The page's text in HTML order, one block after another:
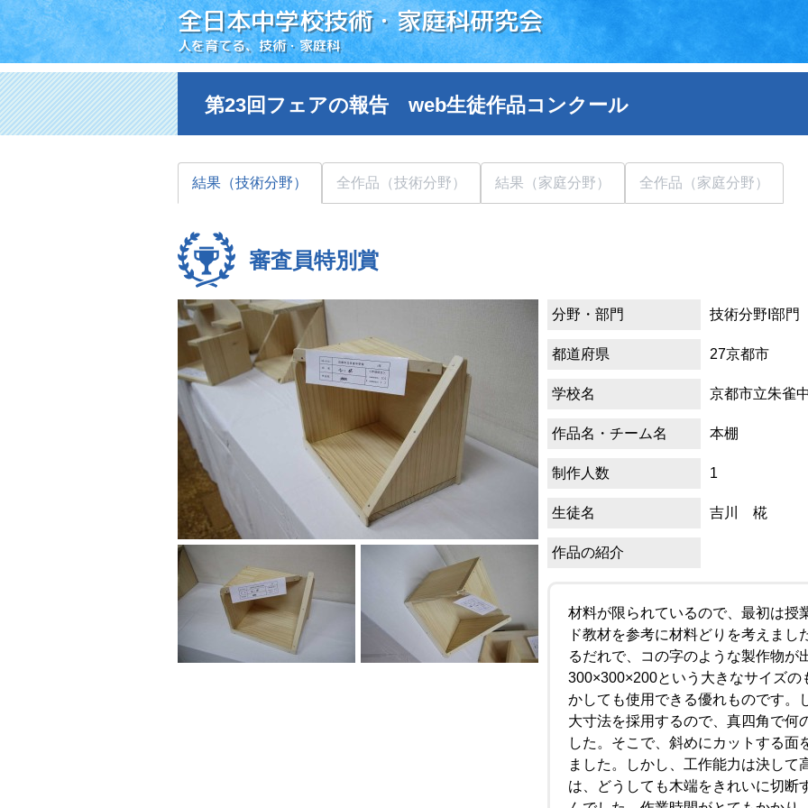
全日本中学校技術・家庭科研究会
人を育てる、技術・家庭科
第23回フェアの報告 web生徒作品コンクール
結果（技術分野） 全作品（技術分野） 結果（家庭分野） 全作品（家庭分野）
審査員特別賞
分野・部門 技術分野I部門
都道府県 27京都市
学校名 京都市立朱雀
作品名・チーム名 本棚
制作人数 1
生徒名 吉川 椛
作品の紹介
材料が限られているので、最初は授
ド教材を参考に材料どりを考えまし
るだれで、コの字のような製作物が
300×300×200という大きなサイズ
かしても使用できる優れものです。
大寸法を採用するので、真四角で何
した。そこで、斜めにカットする面
ました。しかし、工作能力は決して
は、どうしても木端をきれいに切断